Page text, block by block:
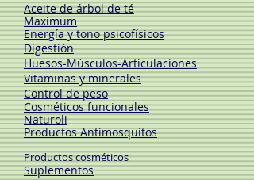
Aceite de árbol de té
Maximum
Energía y tono psicofísicos
Digestión
Huesos-Músculos-Articulaciones
Vitaminas y minerales
Control de peso
Cosméticos funcionales
Naturoli
Productos Antimosquitos
Productos cosméticos
Suplementos